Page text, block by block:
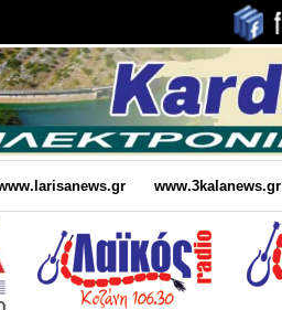
www.3kalanews.gr